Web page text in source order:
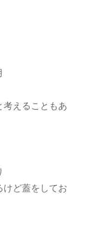
考えることもあ
ど蓋をしてお